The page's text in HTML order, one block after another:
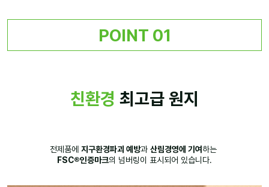
POINT 01
친환경 최고급 원지
전제품에 지구환경파괴 예방과 산림경영에 기여하는
FSC®인증마크의 넘버링이 표시되어 있습니다.